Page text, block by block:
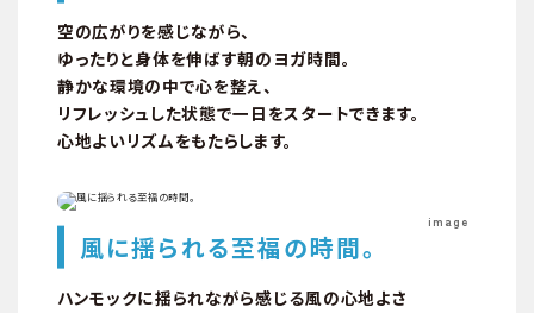
間取り
空の広がりを感じながら、
ゆったりと身体を伸ばす朝のヨガ時間。
静かな環境の中で心を整え、
リフレッシュした状態で一日をスタートできます。
心地よいリズムをもたらします。
image
風に揺られる至福の時間。
ハンモックに揺られながら感じる風の心地よさ